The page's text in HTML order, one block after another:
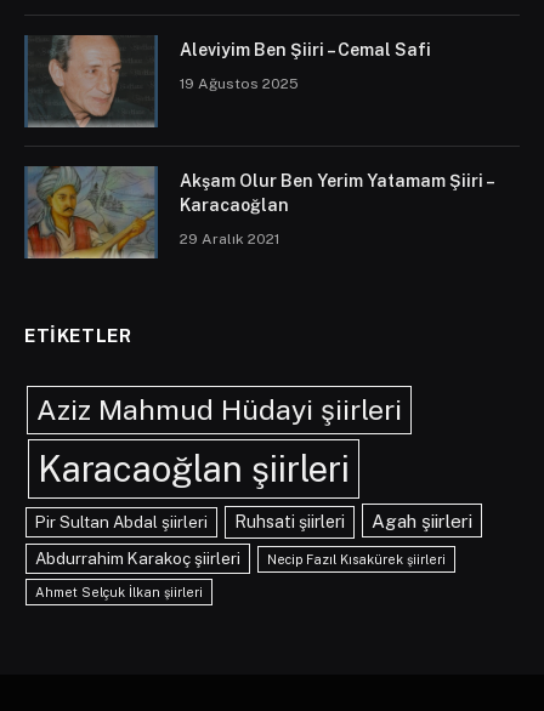
Aleviyim Ben Şiiri – Cemal Safi
19 Ağustos 2025
Akşam Olur Ben Yerim Yatamam Şiiri –
Karacaoğlan
29 Aralık 2021
ETIKETLER
Aziz Mahmud Hüdayi şiirleri
Karacaoğlan şiirleri
Pir Sultan Abdal şiirleri Ruhsati şiirleri Agah şiirleri
Abdurrahim Karakoç şiirleri Necip Fazıl Kısakürek şiirleri
Ahmet Selçuk İlkan şiirleri